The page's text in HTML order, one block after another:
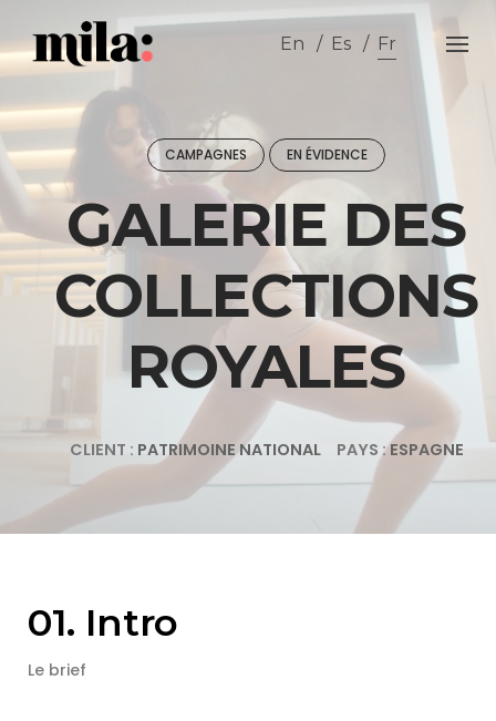
to
content
En Es Fr
CAMPAGNES EN ÉVIDENCE
GALERIE DES
COLLECTIONS
ROYALES
CLIENT : PATRIMOINE NATIONAL PAYS :ESPAGNE
01. Intro
Le brief